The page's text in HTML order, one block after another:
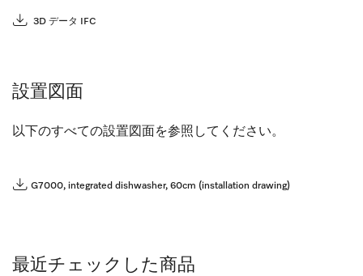
3D データ IFC
設置図面
以下のすべての設置図面を参照してください。
G7000, integrated dishwasher, 60cm (installation drawing)
最近チェックした商品